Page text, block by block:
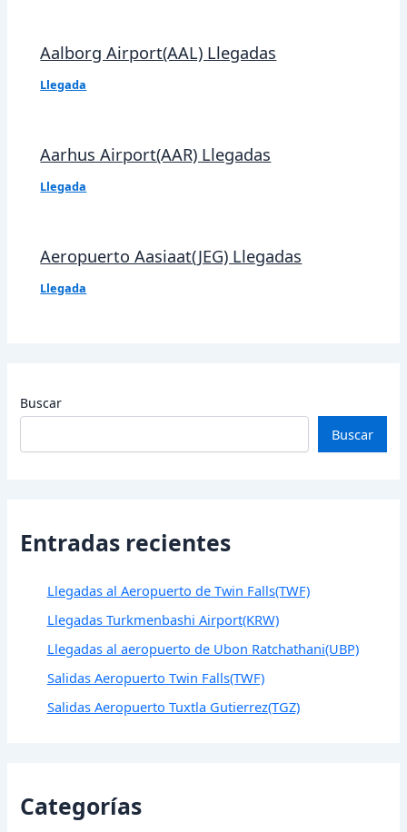
Aalborg Airport(AAL) Llegadas
Llegada
Aarhus Airport(AAR) Llegadas
Llegada
Aeropuerto Aasiaat(JEG) Llegadas
Llegada
Buscar
Buscar
Entradas recientes
Llegadas al Aeropuerto de Twin Falls(TWF)
Llegadas Turkmenbashi Airport(KRW)
Llegadas al aeropuerto de Ubon Ratchathani(UBP)
Salidas Aeropuerto Twin Falls(TWF)
Salidas Aeropuerto Tuxtla Gutierrez(TGZ)
Categorías